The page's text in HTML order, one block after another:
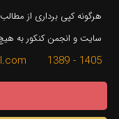
هرگونه کپی برداری از
سایت و انجمن کنکور به
1405 - 1389 konkur.in@gmail.com